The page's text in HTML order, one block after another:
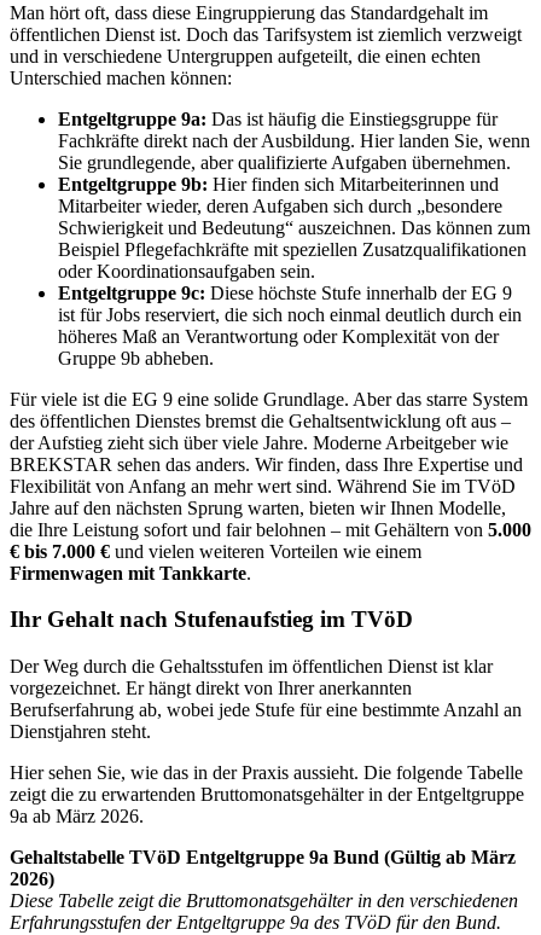
Man hört oft, dass diese Eingruppierung das Standardgehalt im
öffentlichen Dienst ist. Doch das Tarifsystem ist ziemlich verzweigt
und in verschiedene Untergruppen aufgeteilt, die einen echten
Unterschied machen können:
Entgeltgruppe 9a: Das ist häufig die Einstiegsgruppe für
Fachkräfte direkt nach der Ausbildung. Hier landen Sie, wenn
Sie grundlegende, aber qualifizierte Aufgaben übernehmen.
Entgeltgruppe 9b: Hier finden sich Mitarbeiterinnen und
Mitarbeiter wieder, deren Aufgaben sich durch „besondere
Schwierigkeit und Bedeutung“ auszeichnen. Das können zum
Beispiel Pflegefachkräfte mit speziellen Zusatzqualifikationen
oder Koordinationsaufgaben sein.
Entgeltgruppe 9c: Diese höchste Stufe innerhalb der EG 9
ist für Jobs reserviert, die sich noch einmal deutlich durch ein
höheres Maß an Verantwortung oder Komplexität von der
Gruppe 9b abheben.
Für viele ist die EG 9 eine solide Grundlage. Aber das starre System
des öffentlichen Dienstes bremst die Gehaltsentwicklung oft aus –
der Aufstieg zieht sich über viele Jahre. Moderne Arbeitgeber wie
BREKSTAR sehen das anders. Wir finden, dass Ihre Expertise und
Flexibilität von Anfang an mehr wert sind. Während Sie im TVöD
Jahre auf den nächsten Sprung warten, bieten wir Ihnen Modelle,
die Ihre Leistung sofort und fair belohnen – mit Gehältern von 5.000
€ bis 7.000 € und vielen weiteren Vorteilen wie einem
Firmenwagen mit Tankkarte.
Ihr Gehalt nach Stufenaufstieg im TVöD
Der Weg durch die Gehaltsstufen im öffentlichen Dienst ist klar
vorgezeichnet. Er hängt direkt von Ihrer anerkannten
Berufserfahrung ab, wobei jede Stufe für eine bestimmte Anzahl an
Dienstjahren steht.
Hier sehen Sie, wie das in der Praxis aussieht. Die folgende Tabelle
zeigt die zu erwartenden Bruttomonatsgehälter in der Entgeltgruppe
9a ab März 2026.
Gehaltstabelle TVöD Entgeltgruppe 9a Bund (Gültig ab März
2026)
Diese Tabelle zeigt die Bruttomonatsgehälter in den verschiedenen
Erfahrungsstufen der Entgeltgruppe 9a des TVöD für den Bund.